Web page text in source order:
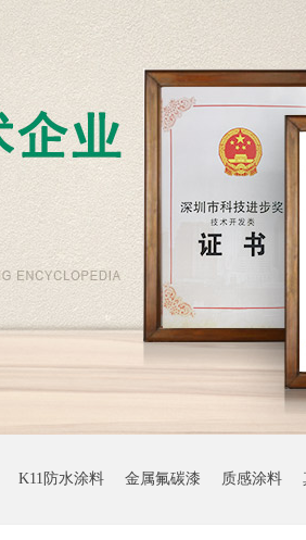
K11防水涂料 金属氟碳漆 质感涂料